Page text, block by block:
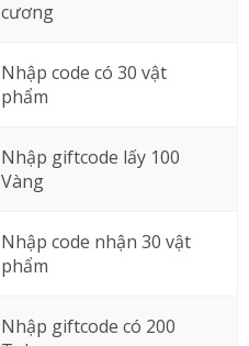
cương
Nhập code có 30 vật
phẩm
Nhập giftcode lấy 100
Vàng
Nhập code nhận 30 vật
phẩm
Nhập giftcode có 200